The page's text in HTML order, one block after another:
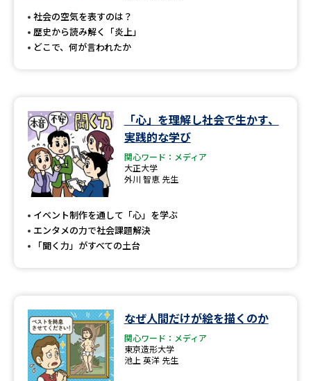
社会の空気を表すのは？
歴史から読み解く「炎上」
どこで、何が言われたか
「心」を理解し社会で生かす、
実践的な学び
関心ワード：メディア
大正大学
外川 智恵 先生
イベント制作を通して「心」を学ぶ
エンタメの力で社会課題解決
「聞く力」がすべての土台
なぜ人間だけが絵を描くのか
関心ワード：メディア
東京造形大学
池上 英洋 先生